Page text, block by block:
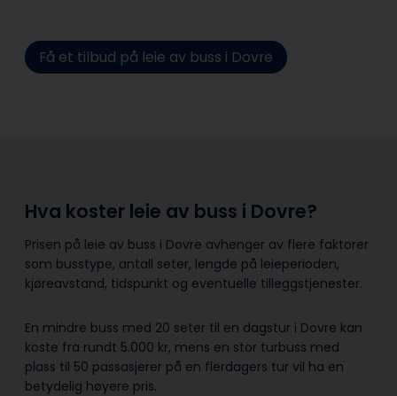
Få et tilbud på leie av buss i Dovre
Hva koster leie av buss i Dovre?
Prisen på leie av buss i Dovre avhenger av flere faktorer
som busstype, antall seter, lengde på leieperioden,
kjøreavstand, tidspunkt og eventuelle tilleggstjenester.
En mindre buss med 20 seter til en dagstur i Dovre kan
koste fra rundt 5.000 kr, mens en stor turbuss med
plass til 50 passasjerer på en flerdagers tur vil ha en
betydelig høyere pris.